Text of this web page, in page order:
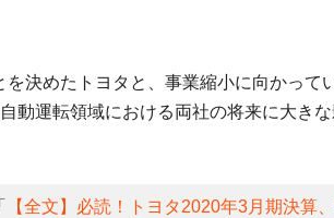
を決めたトヨタと、事業縮小に向かって
動運転領域における両社の将来に大き
【全文】必読！トヨタ2020年3月期決算